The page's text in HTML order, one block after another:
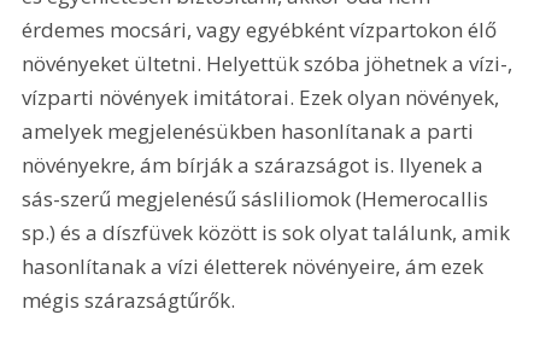
érdemes mocsári, vagy egyébként vízpartokon élő
növényeket ültetni. Helyettük szóba jöhetnek a vízi-,
vízparti növények imitátorai. Ezek olyan növények,
amelyek megjelenésükben hasonlítanak a parti
növényekre, ám bírják a szárazságot is. Ilyenek a
sás-szerű megjelenésű sásliliomok (Hemerocallis
sp.) és a díszfüvek között is sok olyat találunk, amik
hasonlítanak a vízi életterek növényeire, ám ezek
mégis szárazságtűrők.